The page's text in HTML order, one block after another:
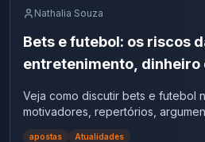
Nathalia Souza
Bets e futebol: os riscos
entretenimento,
Veja como discutir bets e futebol
motivadores, repertórios,
credibilidade esportiva.
apostas Atualidades